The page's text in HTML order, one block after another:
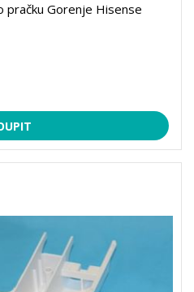
pračku Gorenje Hisense